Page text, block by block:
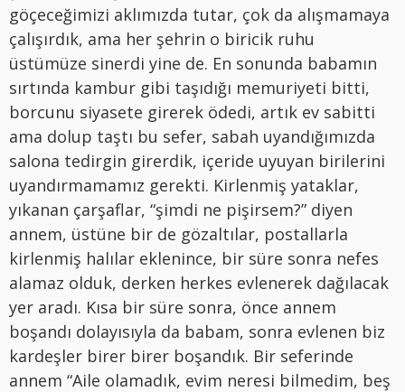
göçeceğimizi aklımızda tutar, çok da alışmamaya
çalışırdık, ama her şehrin o biricik ruhu
üstümüze sinerdi yine de. En sonunda babamın
sırtında kambur gibi taşıdığı memuriyeti bitti,
borcunu siyasete girerek ödedi, artık ev sabitti
ama dolup taştı bu sefer, sabah uyandığımızda
salona tedirgin girerdik, içeride uyuyan birilerini
uyandırmamamız gerekti. Kirlenmiş yataklar,
yıkanan çarşaflar, “şimdi ne pişirsem?” diyen
annem, üstüne bir de gözaltılar, postallarla
kirlenmiş halılar eklenince, bir süre sonra nefes
alamaz olduk, derken herkes evlenerek dağılacak
yer aradı. Kısa bir süre sonra, önce annem
boşandı dolayısıyla da babam, sonra evlenen biz
kardeşler birer birer boşandık. Bir seferinde
annem “Aile olamadık, evim neresi bilmedim, beş